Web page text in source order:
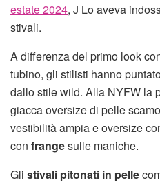
estate 2024, J Lo aveva
stivali.
A differenza del primo look
tubino, gli stilisti hanno
dallo stile wild. Alla NYFW la
giacca oversize di pelle
vestibilità ampia e oversize
con frangesulle maniche.
Gli stivali pitonati in pelle